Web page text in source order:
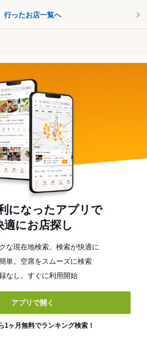
行ったお店一覧へ
になったアプリで
適にお店探し
な現在地検索。検索が快適に
単。空席をスムーズに検索
なし。すぐに利用開始
アプリで開く
1ヶ月無料でランキング検索！